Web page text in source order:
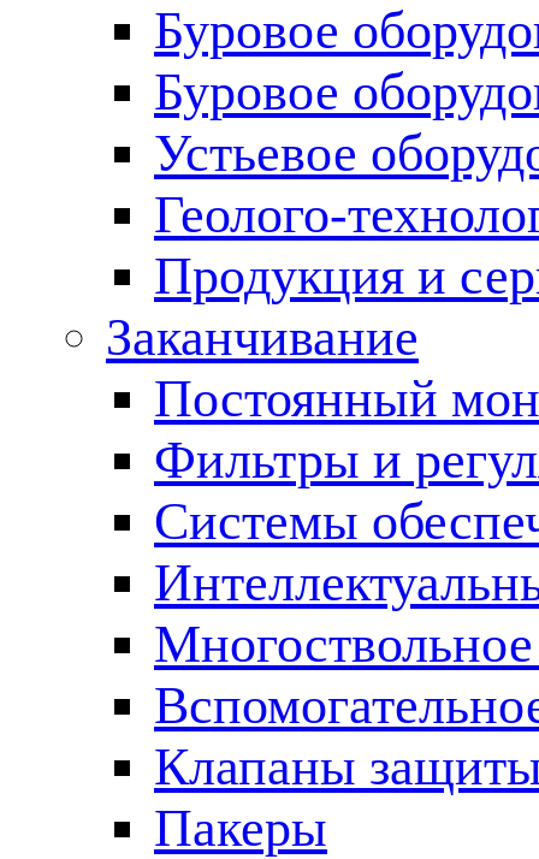
Буровое
Буровое
Устьевое
Геолого-
Продукция и
Заканчивание
Постоянный
Фильтры и
Cистемы
Клапаны
Пакеры